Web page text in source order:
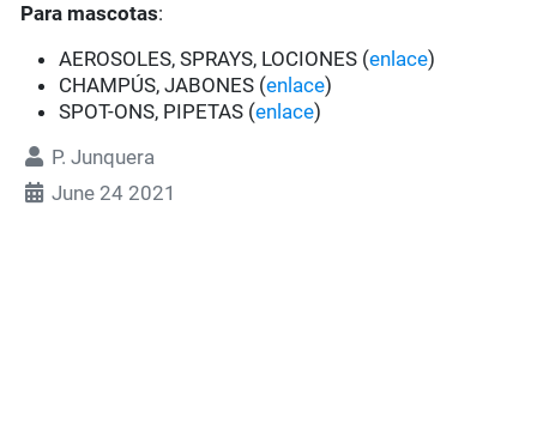
Para mascotas:
AEROSOLES, SPRAYS, LOCIONES (enlace)
CHAMPÚS, JABONES (enlace)
SPOT-ONS, PIPETAS (enlace)
P. Junquera
June 24 2021